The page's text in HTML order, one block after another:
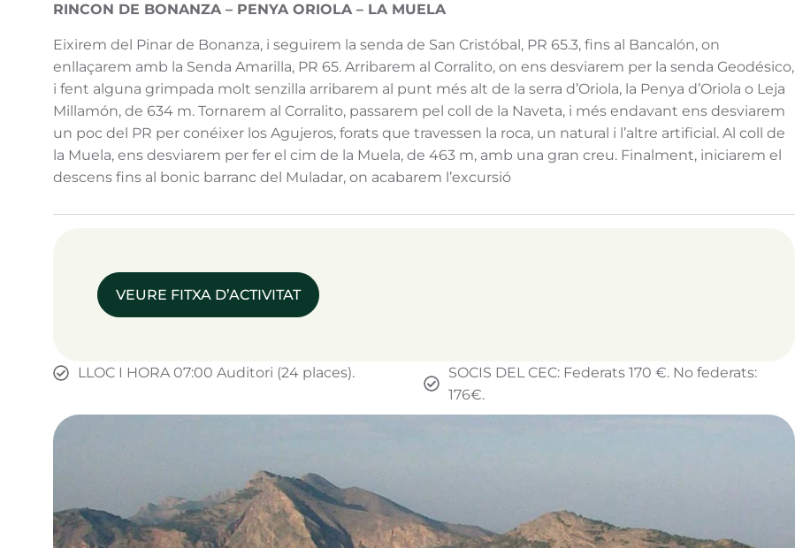
RINCON DE BONANZA – PENYA ORIOLA – LA MUELA
Eixirem del Pinar de Bonanza, i seguirem la senda de San Cristóbal, PR 65.3, fins al Bancalón, on
enllaçarem amb la Senda Amarilla, PR 65. Arribarem al Corralito, on ens desviarem per la senda Geodésico,
i fent alguna grimpada molt senzilla arribarem al punt més alt de la serra d’Oriola, la Penya d’Oriola o Leja
Millamón, de 634 m. Tornarem al Corralito, passarem pel coll de la Naveta, i més endavant ens desviarem
un poc del PR per conéixer los Agujeros, forats que travessen la roca, un natural i l’altre artificial. Al coll de
la Muela, ens desviarem per fer el cim de la Muela, de 463 m, amb una gran creu. Finalment, iniciarem el
descens fins al bonic barranc del Muladar, on acabarem l’excursió
VEURE FITXA D’ACTIVITAT
LLOC I HORA 07:00 Auditori (24 places).
SOCIS DEL CEC: Federats 170 €. No federats:
176€.